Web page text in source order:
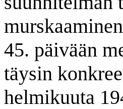
45. päivään
täysin
helmikuuta